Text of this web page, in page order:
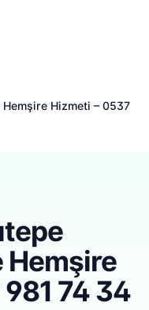
kapat
Hizmeti – 0537
Hemşire
74 34